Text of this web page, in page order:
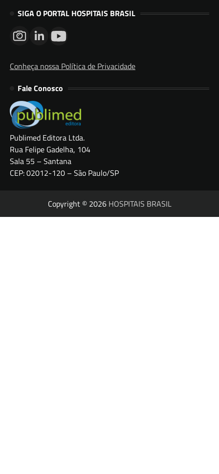
SIGA O PORTAL HOSPITAIS BRASIL
Conheça nossa Política de Privacidade
Fale Conosco
Publimed Editora Ltda.
Rua Felipe Gadelha, 104
Sala 55 – Santana
CEP: 02012-120 – São Paulo/SP
Copyright © 2026 HOSPITAIS BRASIL